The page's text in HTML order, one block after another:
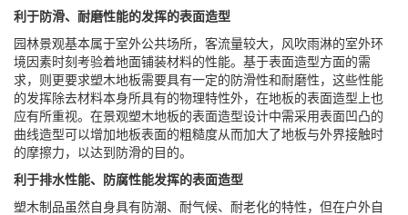
利于防滑、耐磨性能的发挥的表面造型
园林景观基本属于室外公共场所，客流量较大，风吹雨淋的室外环
境因素时刻考验着地面铺装材料的性能。基于表面造型方面的需
求，则更要求塑木地板需要具有一定的防滑性和耐磨性，这些性能
的发挥除去材料本身所具有的物理特性外，在地板的表面造型上也
应有所重视。在景观塑木地板的表面造型设计中需采用表面凹凸的
曲线造型可以增加地板表面的粗糙度从而加大了地板与外界接触时
的摩擦力，以达到防滑的目的。
利于排水性能、防腐性能发挥的表面造型
塑木制品虽然自身具有防潮、耐气候、耐老化的特性，但在户外自